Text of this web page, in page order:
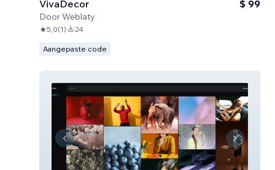
VivaDecor
DoorWeblaty
$ 99
5,0(1) 24
Aangepaste code